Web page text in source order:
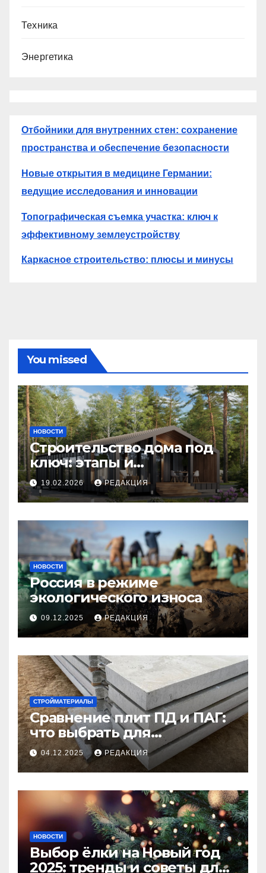
Техника
Энергетика
Отбойники для внутренних стен: сохранение
пространства и обеспечение безопасности
Новые открытия в медицине Германии:
ведущие исследования и инновации
Топографическая съемка участка: ключ к
эффективному землеустройству
Каркасное строительство: плюсы и минусы
You missed
НОВОСТИ
Строительство дома под
ключ: этапы и
планирование бюджета
19.02.2026 РЕДАКЦИЯ
НОВОСТИ
Россия в режиме
экологического износа
09.12.2025 РЕДАКЦИЯ
СТРОЙМАТЕРИАЛЫ
Сравнение плит ПД и ПАГ:
что выбрать для
долговечного и прочного
покрытия
04.12.2025 РЕДАКЦИЯ
НОВОСТИ
Выбор ёлки на Новый год
2025: тренды и советы для